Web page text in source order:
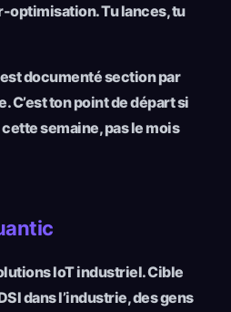
optimisation. Tu lances, tu
documenté section par
C’est ton point de départ si
semaine, pas le mois
IoT industriel. Cible
dans l’industrie, des gens